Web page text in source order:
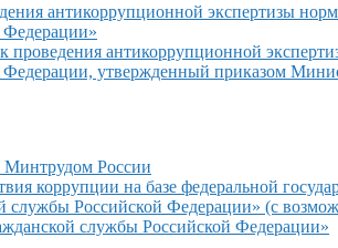
антикоррупционной экспертизы
Федерации»
проведения антикоррупционной
Федерации, утвержденный приказом
Минтрудом России
коррупции на базе федеральной
службы Российской Федерации» (с
службы Российской Федерации»